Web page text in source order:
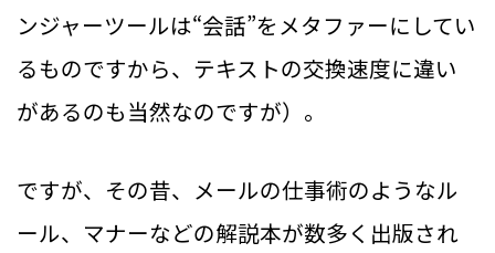
ンジャーツールは“会話”をメタファーにしてい
るものですから、テキストの交換速度に違い
があるのも当然なのですが）。
ですが、その昔、メールの仕事術のようなル
ール、マナーなどの解説本が数多く出版され